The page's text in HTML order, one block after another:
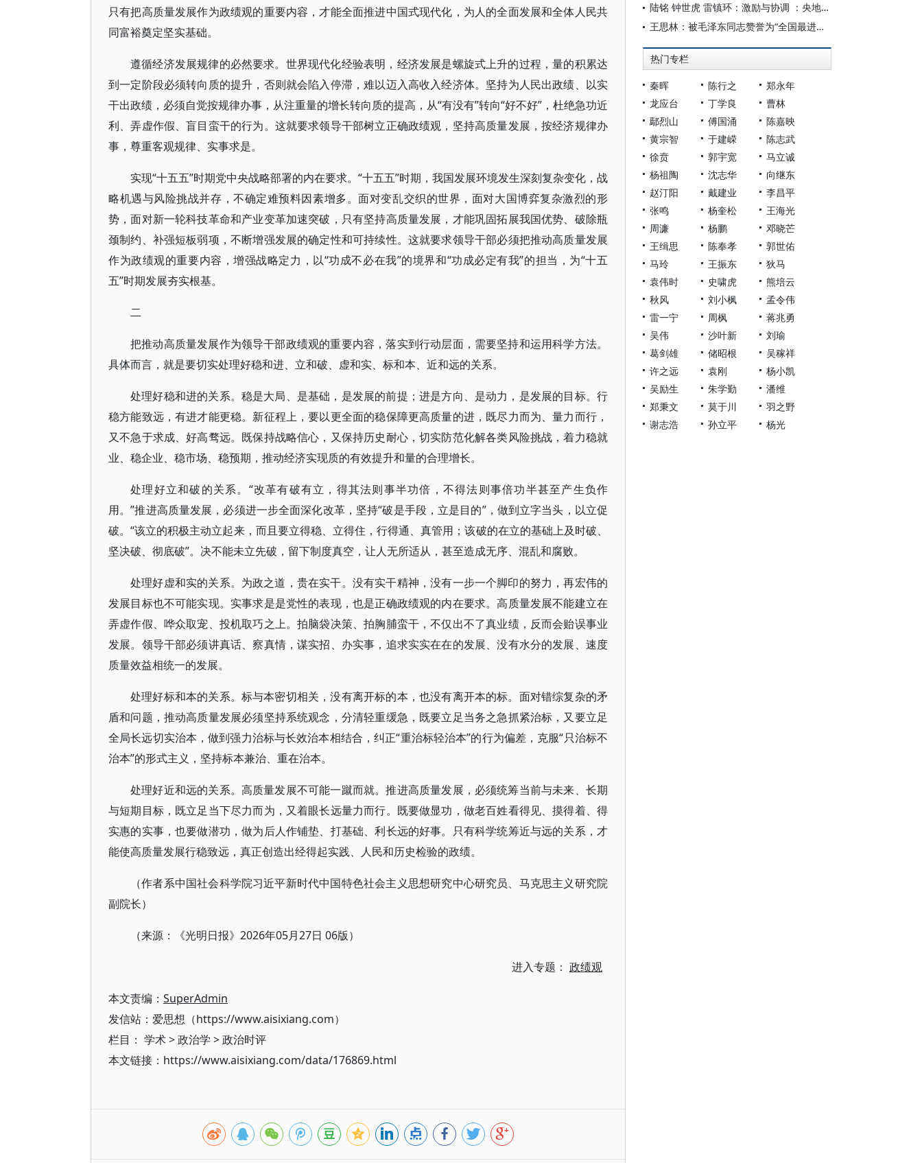
只有把高质量发展作为政绩观的重要内容，才能全面推进中国式现代化，为人的全面发展和全体人民共
同富裕奠定坚实基础。
遵循经济发展规律的必然要求。世界现代化经验表明，经济发展是螺旋式上升的过程，量的积累达
到一定阶段必须转向质的提升，否则就会陷入停滞，难以迈入高收入经济体。坚持为人民出政绩、以实
干出政绩，必须自觉按规律办事，从注重量的增长转向质的提高，从“有没有”转向“好不好”，杜绝急功近
利、弄虚作假、盲目蛮干的行为。这就要求领导干部树立正确政绩观，坚持高质量发展，按经济规律办
事，尊重客观规律、实事求是。
实现“十五五”时期党中央战略部署的内在要求。“十五五”时期，我国发展环境发生深刻复杂变化，战
略机遇与风险挑战并存，不确定难预料因素增多。面对变乱交织的世界，面对大国博弈复杂激烈的形
势，面对新一轮科技革命和产业变革加速突破，只有坚持高质量发展，才能巩固拓展我国优势、破除瓶
颈制约、补强短板弱项，不断增强发展的确定性和可持续性。这就要求领导干部必须把推动高质量发展
作为政绩观的重要内容，增强战略定力，以“功成不必在我”的境界和“功成必定有我”的担当，为“十五
五”时期发展夯实根基。
二
把推动高质量发展作为领导干部政绩观的重要内容，落实到行动层面，需要坚持和运用科学方法。
具体而言，就是要切实处理好稳和进、立和破、虚和实、标和本、近和远的关系。
处理好稳和进的关系。稳是大局、是基础，是发展的前提；进是方向、是动力，是发展的目标。行
稳方能致远，有进才能更稳。新征程上，要以更全面的稳保障更高质量的进，既尽力而为、量力而行，
又不急于求成、好高骛远。既保持战略信心，又保持历史耐心，切实防范化解各类风险挑战，着力稳就
业、稳企业、稳市场、稳预期，推动经济实现质的有效提升和量的合理增长。
处理好立和破的关系。“改革有破有立，得其法则事半功倍，不得法则事倍功半甚至产生负作
用。”推进高质量发展，必须进一步全面深化改革，坚持“破是手段，立是目的”，做到立字当头，以立促
破。“该立的积极主动立起来，而且要立得稳、立得住，行得通、真管用；该破的在立的基础上及时破、
坚决破、彻底破”。决不能未立先破，留下制度真空，让人无所适从，甚至造成无序、混乱和腐败。
处理好虚和实的关系。为政之道，贵在实干。没有实干精神，没有一步一个脚印的努力，再宏伟的
发展目标也不可能实现。实事求是是党性的表现，也是正确政绩观的内在要求。高质量发展不能建立在
弄虚作假、哗众取宠、投机取巧之上。拍脑袋决策、拍胸脯蛮干，不仅出不了真业绩，反而会贻误事业
发展。领导干部必须讲真话、察真情，谋实招、办实事，追求实实在在的发展、没有水分的发展、速度
质量效益相统一的发展。
处理好标和本的关系。标与本密切相关，没有离开标的本，也没有离开本的标。面对错综复杂的矛
盾和问题，推动高质量发展必须坚持系统观念，分清轻重缓急，既要立足当务之急抓紧治标，又要立足
全局长远切实治本，做到强力治标与长效治本相结合，纠正“重治标轻治本”的行为偏差，克服“只治标不
治本”的形式主义，坚持标本兼治、重在治本。
处理好近和远的关系。高质量发展不可能一蹴而就。推进高质量发展，必须统筹当前与未来、长期
与短期目标，既立足当下尽力而为，又着眼长远量力而行。既要做显功，做老百姓看得见、摸得着、得
实惠的实事，也要做潜功，做为后人作铺垫、打基础、利长远的好事。只有科学统筹近与远的关系，才
能使高质量发展行稳致远，真正创造出经得起实践、人民和历史检验的政绩。
（作者系中国社会科学院习近平新时代中国特色社会主义思想研究中心研究员、马克思主义研究院
副院长）
（来源：《光明日报》2026年05月27日 06版）
进入专题： 政绩观
本文责编： SuperAdmin
发信站：爱思想（https://www.aisixiang.com）
栏目： 学术>政治学 >政治时评
本文链接：https://www.aisixiang.com/data/176869.html
陆铭 钟世虎 雷镇环：激励与协调 ：央地关系的空间政治经济学
王思林：被毛泽东同志赞誉为“全国最进步的地方”
热门专栏
秦晖 陈行之
郑永年
龙应台
丁学良
曹林
鄢烈山
傅国涌
陈嘉映
黄宗智
于建嵘
陈志武
徐贲
郭宇宽
马立诚
杨祖陶
沈志华
向继东
赵汀阳
戴建业
李昌平
张鸣
杨奎松
王海光
周濂
杨鹏
邓晓芒
王缉思
陈奉孝
郭世佑
马玲
王振东
狄马
袁伟时
史啸虎
熊培云
秋风
刘小枫
孟令伟
雷一宁
周枫
蒋兆勇
吴伟
沙叶新
刘瑜
葛剑雄
储昭根
吴稼祥
许之远
袁刚
杨小凯
吴励生
朱学勤
潘维
郑秉文
莫于川
羽之野
谢志浩
孙立平 杨光